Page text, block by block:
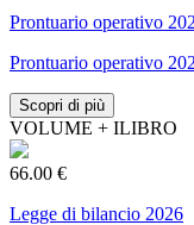
Prontuario operativo
Prontuario operativo
Scopri di più
VOLUME + ILIBRO
66.00 €
Legge di bilancio 2026